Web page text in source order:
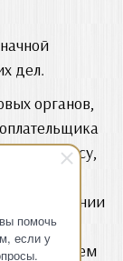
помочь
если у
дел.
органов,
адресу,
места
в отношении
из схем